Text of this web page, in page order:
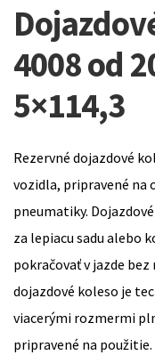
4008 od
5×114,3
Rezervné dojazdové
vozidla, pripravené na
pneumatiky.
za lepiacu sadu alebo
pokračovať v jazde
dojazdové koleso je
viacerými rozmermi
pripravené na